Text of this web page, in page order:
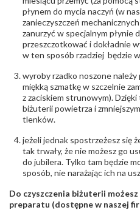
POZOSTAŁE KAMIENIE
Rodzaje
kamieni:
Liczba kamieni:
Szlif kamieni
Masa kamieni
(łącznie)
INNE PARAMETRY
odpowiedzialny:
Suchan, ul.
Bezpieczeństwo
- rodzaj
Nie nadaje się
,Elementy w
płynem do mycia naczyń (w
zanieczyszczeń
zanurzyć w specjalnym płynie
przeszczotkować i dokładnie
w ten sposób rzadziej będzie
wyroby rzadko noszone
miękką szmatkę w szczelnie
z zaciskiem strunowym).
biżuterii powietrza i
tlenków.
jeżeli jednak spostrzeżesz się
tak trwały, że nie możesz go
do jubilera. Tylko tam będzie
sposób, nie narażając ich na
Do czyszczenia biżuterii
preparatu (dostępne w naszej